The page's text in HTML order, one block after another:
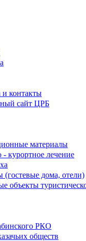
и контакты
сайт ЦРБ
материалы
- курортное лечение
(гостевые дома, отели)
объекты
РКО
обществ